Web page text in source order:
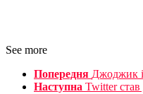
See more
Попередня Джоджик
Наступна Twitter